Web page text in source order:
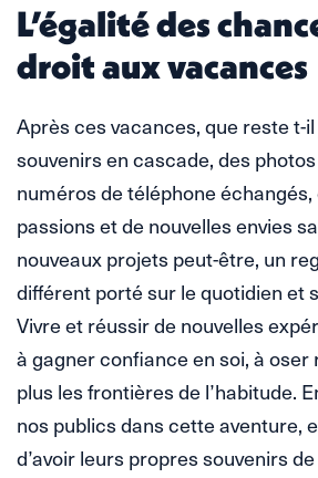
L’égalité des
droit aux vacances
Après ces vacances, que reste t-
souvenirs en cascade, des
numéros de téléphone échangés,
passions et de nouvelles envies
nouveaux projets peut-être, un
différent porté sur le quotidien et
Vivre et réussir de nouvelles
à gagner confiance en soi, à oser
plus les frontières de l’habitude.
nos publics dans cette aventure,
d’avoir leurs propres souvenirs